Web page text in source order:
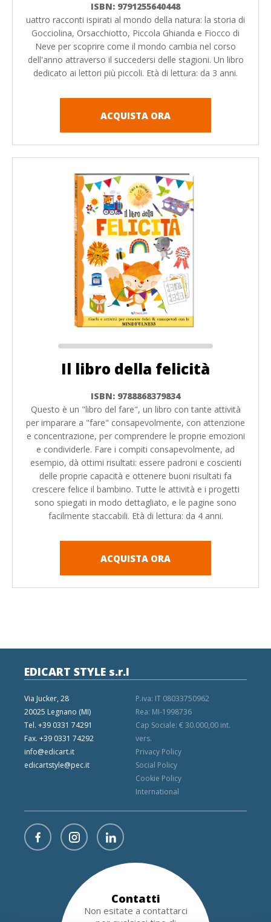
ISBN: 9791255640448
uattro racconti ispirati al mondo della natura: la storia di
Gocciolina, Orsacchiotto, Piccola Ghianda e Fiocco di
Neve per scoprire come il mondo cambia nel corso
dell'anno attraverso il succedersi delle stagioni. Un libro
dedicato ai lettori più piccoli. Età di lettura: da 3 anni.
ACQUISTA ORA
Il libro della felicità
ISBN: 9788868379834
Questo è un "libro del fare", un libro con tante attività
per imparare a "fare" consapevolmente, con attenzione
e concentrazione, per comprendere le proprie emozioni
e condividerle. Fare i compiti consapevolmente, ad
esempio, dà ottimi risultati: essere padroni e coscienti
delle proprie capacità e ottenere buoni risultati fa
crescere felice il bambino. Tutte le attività e i progetti
sono spiegati in modo dettagliato, e le pagine sono
facilmente staccabili. Età di lettura: da 4 anni.
ACQUISTA ORA
EDICART STYLE s.r.l
Via Jucker, 28
20025 Legnano (MI)
Tel. +39 0331 74291
Fax. +39 0331 74292
info@edicart.it
edicartstyle@pec.it
P.iva: IT 08033750962
Rea: MI-1998736
Cap Sociale: € 30.000,00 int.
vers.
Privacy Policy
Social Policy
Cookie Policy
International
Contatti
Non esitate a contattarci